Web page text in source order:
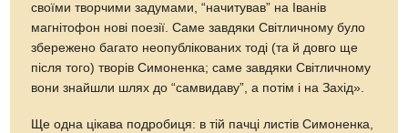
своїми творчими задумами, “начитував” на Іванів
магнітофон нові поезії. Саме завдяки Світличному було
збережено багато неопублікованих тоді (та й довго ще
після того) творів Симоненка; саме завдяки Світличному
вони знайшли шлях до “самвидаву”, а потім і на Захід».
Ще одна цікава подробиця: в тій пачці листів Симоненка,